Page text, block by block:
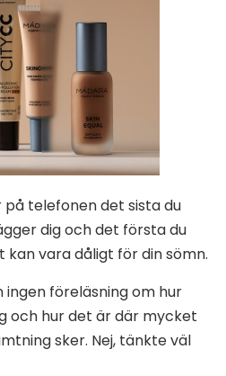
telefonen det sista du
dig och det första du
kan vara dåligt för din sömn.
föreläsning om hur
och hur det är där mycket
sker. Nej, tänkte väl